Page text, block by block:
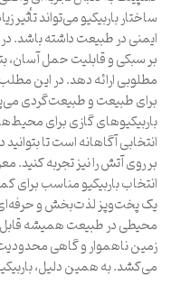
ساختار باربیکیو می‌تواند
ایمنی در طبیعت داشته باشد.
بر سبکی و قابلیت حمل آسان،
مطلوبی ارائه دهد. در این
برای طبیعت و طبیعت‌گردی
باربیکیوهای گازی برای
انتخابی آگاهانه است تا
بر روی آتش را نیز تجربه کنید.
انتخاب باربیکیو مناسب
یک پخت‌و‌پز لذت‌بخش و حرفه‌ای
محیطی در طبیعت همیشه
زمین ناهموار و گاهی
می‌کشد. به همین دلیل،